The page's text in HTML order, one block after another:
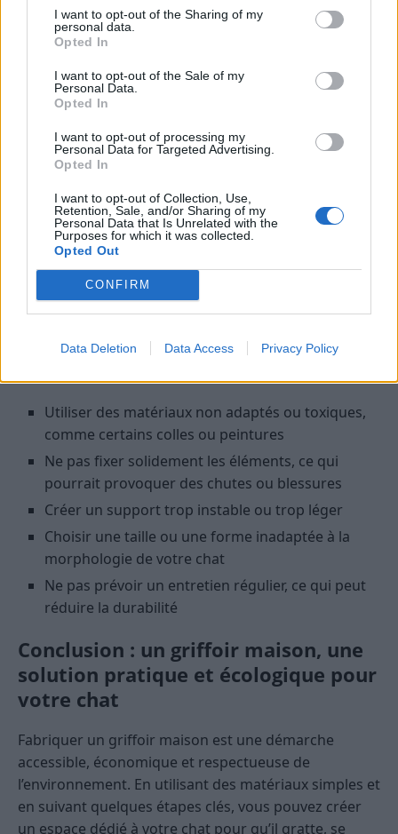
I want to opt-out of the Sharing of my
personal data.
Opted In
I want to opt-out of the Sale of my
Personal Data.
Opted In
I want to opt-out of processing my
Personal Data for Targeted Advertising.
Opted In
I want to opt-out of Collection, Use,
Retention, Sale, and/or Sharing of my
Personal Data that Is Unrelated with the
Purposes for which it was collected.
Opted Out
CONFIRM
Data Deletion Data Access Privacy Policy
quelques recommandations :
Vérifiez l’état des matériaux, surtout la corde en
sisal ou le tapis, et remplacez-les si nécessaire
Nettoyez la surface avec un chiffon humide pour
Évitez l’exposition à l’humidité ou à la lumière
directe du soleil, qui peuvent détériorer certains
matériaux
Remettez en place ou fixez solidement toutes les
parties qui pourraient se détacher avec le temps
Les erreurs à éviter lors de la
fabrication d’un griffoir maison
Pour garantir la sécurité et l’efficacité de votre
Utiliser des matériaux non adaptés ou toxiques,
comme certains colles ou peintures
Ne pas fixer solidement les éléments, ce qui
pourrait provoquer des chutes ou blessures
Créer un support trop instable ou trop léger
Choisir une taille ou une forme inadaptée à la
morphologie de votre chat
Ne pas prévoir un entretien régulier, ce qui peut
réduire la durabilité
Conclusion : un griffoir maison, une
solution pratique et écologique pour
votre chat
Fabriquer un griffoir maison est une démarche
accessible, économique et respectueuse de
l’environnement. En utilisant des matériaux simples et
en suivant quelques étapes clés, vous pouvez créer
un espace dédié à votre chat pour qu’il gratte, se